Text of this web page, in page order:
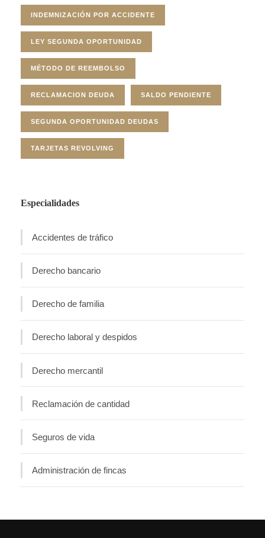
INDEMNIZACIÓN POR ACCIDENTE
LEY SEGUNDA OPORTUNIDAD
MÉTODO DE REEMBOLSO
RECLAMACION DEUDA SALDO PENDIENTE
SEGUNDA OPORTUNIDAD DEUDAS
TARJETAS REVOLVING
Especialidades
Accidentes de tráfico
Derecho bancario
Derecho de familia
Derecho laboral y despidos
Derecho mercantil
Reclamación de cantidad
Seguros de vida
Administración de fincas